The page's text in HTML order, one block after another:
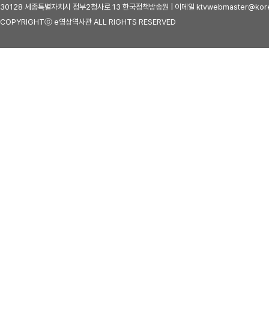
30128 세종특별자치시 정부2청사로 13 한국정책방송원 | 이메일
COPYRIGHTⓒ e영상역사관 ALL RIGHTS RESERVED